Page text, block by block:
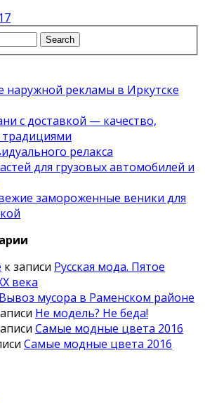
наружной рекламы в Иркутске
с доставкой — качество,
релакса
для грузовых автомобилей и
замороженные веники для
к записи Русская мода. Пятое
века
Вывоз мусора в Раменском районе
Не модель? Не беда!
Самые модные цвета 2016
Самые модные цвета 2016